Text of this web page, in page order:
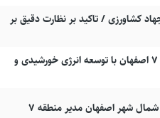
کشاورزی / تاکید بر نظارت دقیق بر
کاهش ۱۵ درصدی مصرف برق منطقه ۷ اصفهان با توسعه انرژی خورشیدی و
شهر اصفهان مدیر منطقه ۷